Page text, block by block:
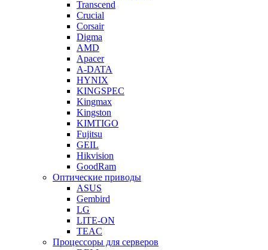
Transcend
Crucial
Corsair
Digma
AMD
Apacer
A-DATA
HYNIX
KINGSPEC
Kingmax
Kingston
KIMTIGO
Fujitsu
GEIL
Hikvision
GoodRam
Оптические приводы
ASUS
Gembird
LG
LITE-ON
TEAC
Процессоры для серверов